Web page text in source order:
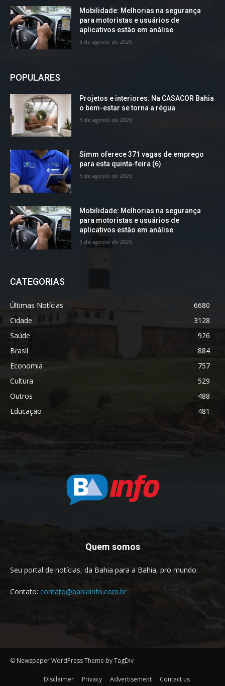
Mobilidade: Melhorias na segurança
para motoristas e usuários de
aplicativos estão em análise
5 de agosto de 2026
POPULARES
Projetos e interiores: Na CASACOR Bahia
o bem-estar se torna a régua
5 de agosto de 2026
Simm oferece 371 vagas de emprego
para esta quinta-feira (6)
5 de agosto de 2026
Mobilidade: Melhorias na segurança
para motoristas e usuários de
aplicativos estão em análise
5 de agosto de 2026
CATEGORIAS
Últimas Notícias
6680
Cidade
3128
Saúde
926
Brasil
884
Economia
757
Cultura
529
Outros
488
Educação
481
Quem somos
Seu portal de notícias, da Bahia para a Bahia, pro mundo.
Contato: contato@bahiainfo.com.br
© Newspaper WordPress Theme by TagDiv
Disclaimer Privacy Advertisement Contact us